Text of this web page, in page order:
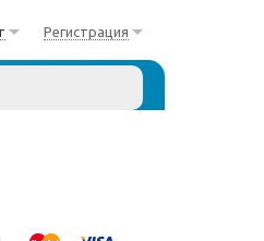
Регистрация